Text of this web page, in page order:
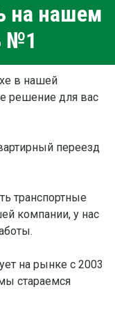
на нашем
№1
в нашей
решение для вас
переезд
транспортные
компании, у нас
на рынке с 2003
стараемся